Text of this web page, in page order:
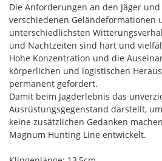
Die Anforderungen an den Jäger
verschiedenen Geländeformationen
unterschiedlichsten
und Nachtzeiten sind hart und
Hohe Konzentration und die
körperlichen und logistischen
permanent gefordert.
Damit beim Jagderlebnis das
Ausrüstungsgegenstand darstellt,
keine zusätzlichen Gedanken
Magnum Hunting Line entwickelt.